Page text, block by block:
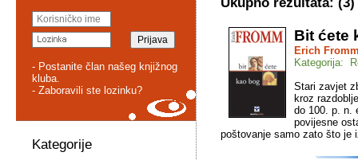
- Postanite član našeg knjižnog
kluba.
- Zaboravili ste lozinku?
Kategorije
Bit ćete
Erich
Kategorija:
Stari zavjet
kroz
do 100. p. n.
povijesne
poštovanje samo zato što je